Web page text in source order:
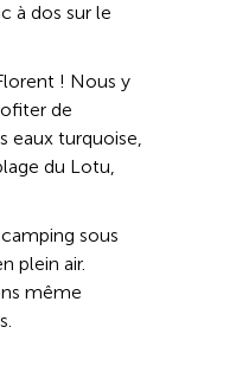
à dos sur le
! Nous y
de
eaux turquoise,
du Lotu,
sous
plein air.
même